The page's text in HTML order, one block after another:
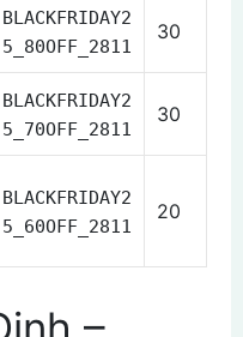
BLACKFRIDAY2
5_80OFF_2811
30
BLACKFRIDAY2
5_70OFF_2811
30
BLACKFRIDAY2
5_60OFF_2811
20